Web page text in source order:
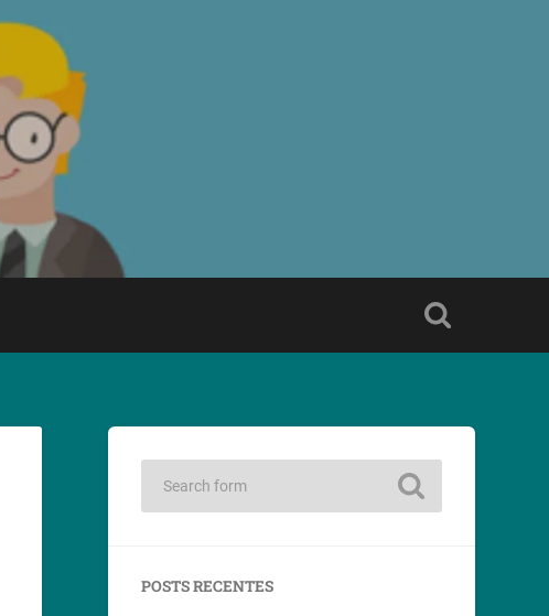
POSTS RECENTES